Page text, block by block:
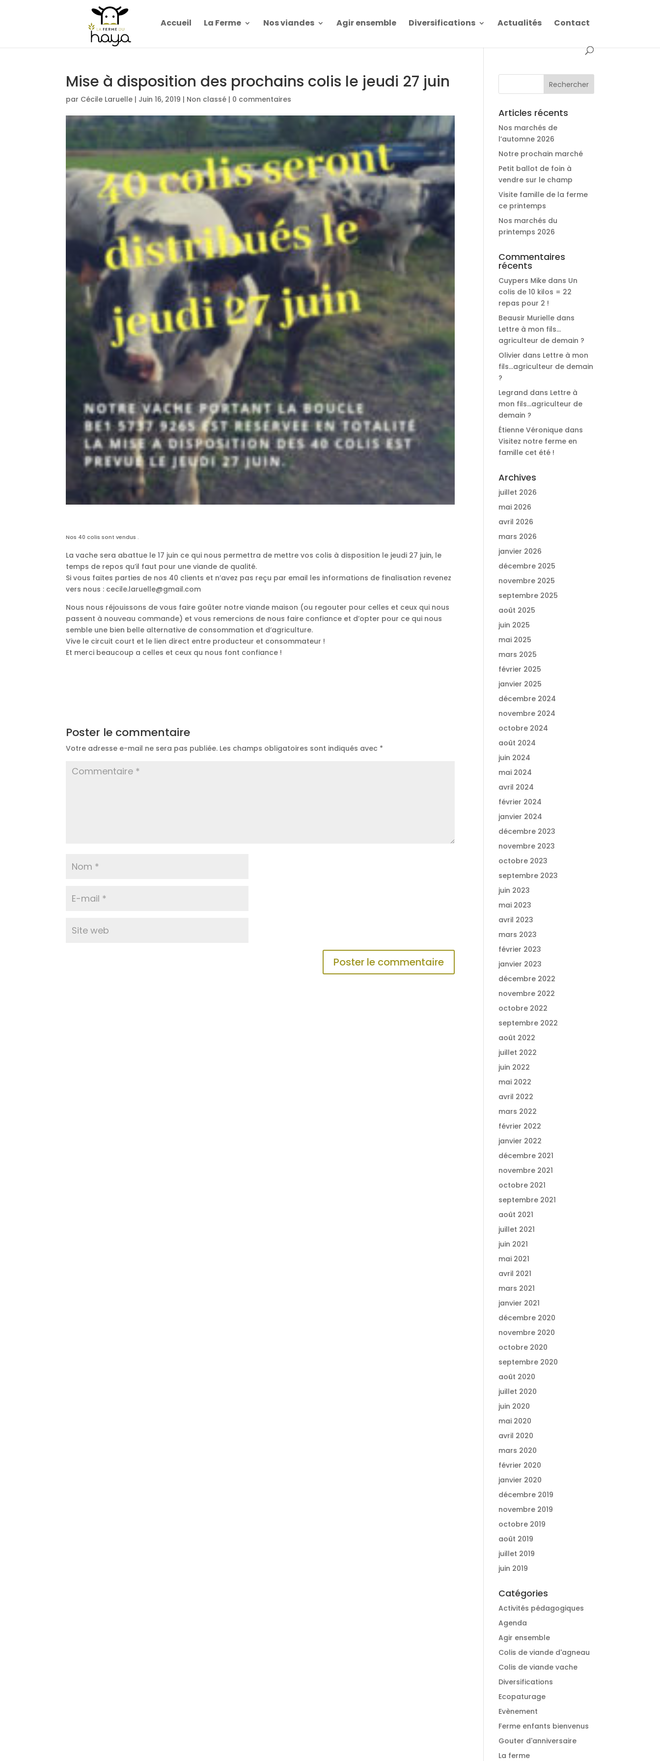
Accueil La Ferme Nos viandes Agir ensemble Diversifications Actualités Contact
Mise à disposition des prochains colis le jeudi 27 juin
par Cécile Laruelle | Juin 16, 2019 | Non classé | 0 commentaires
Nos 40 colis sont vendus .
La vache sera abattue le 17 juin ce qui nous permettra de mettre vos colis à disposition le jeudi 27 juin, le
temps de repos qu’il faut pour une viande de qualité.
Si vous faites parties de nos 40 clients et n’avez pas reçu par email les informations de finalisation revenez
vers nous : cecile.laruelle@gmail.com
Nous nous réjouissons de vous faire goûter notre viande maison (ou regouter pour celles et ceux qui nous
passent à nouveau commande) et vous remercions de nous faire confiance et d’opter pour ce qui nous
semble une bien belle alternative de consommation et d’agriculture.
Vive le circuit court et le lien direct entre producteur et consommateur !
Et merci beaucoup a celles et ceux qu nous font confiance !
Poster le commentaire
Votre adresse e-mail ne sera pas publiée. Les champs obligatoires sont indiqués avec *
Articles récents
Nos marchés de
l’automne 2026
Notre prochain marché
Petit ballot de foin à
vendre sur le champ
Visite famille de la ferme
ce printemps
Nos marchés du
printemps 2026
Commentaires
récents
Cuypers Mike dans Un
colis de 10 kilos = 22
repas pour 2 !
Beausir Murielle dans
Lettre à mon fils…
agriculteur de demain ?
Olivier dans Lettre à mon
fils…agriculteur de demain
?
Legrand dans Lettre à
mon fils…agriculteur de
demain ?
Étienne Véronique dans
Visitez notre ferme en
famille cet été !
Archives
juillet 2026
mai 2026
avril 2026
mars 2026
janvier 2026
décembre 2025
novembre 2025
septembre 2025
août 2025
juin 2025
mai 2025
mars 2025
février 2025
janvier 2025
décembre 2024
novembre 2024
octobre 2024
août 2024
juin 2024
mai 2024
avril 2024
février 2024
janvier 2024
décembre 2023
novembre 2023
octobre 2023
septembre 2023
juin 2023
mai 2023
avril 2023
mars 2023
février 2023
janvier 2023
décembre 2022
novembre 2022
octobre 2022
septembre 2022
août 2022
juillet 2022
juin 2022
mai 2022
avril 2022
mars 2022
février 2022
janvier 2022
décembre 2021
novembre 2021
octobre 2021
septembre 2021
août 2021
juillet 2021
juin 2021
mai 2021
avril 2021
mars 2021
janvier 2021
décembre 2020
novembre 2020
octobre 2020
septembre 2020
août 2020
juillet 2020
juin 2020
mai 2020
avril 2020
mars 2020
février 2020
janvier 2020
décembre 2019
novembre 2019
octobre 2019
août 2019
juillet 2019
juin 2019
Catégories
Activités pédagogiques
Agenda
Agir ensemble
Colis de viande d'agneau
Colis de viande vache
Diversifications
Ecopaturage
Evènement
Ferme enfants bienvenus
Gouter d'anniversaire
La ferme